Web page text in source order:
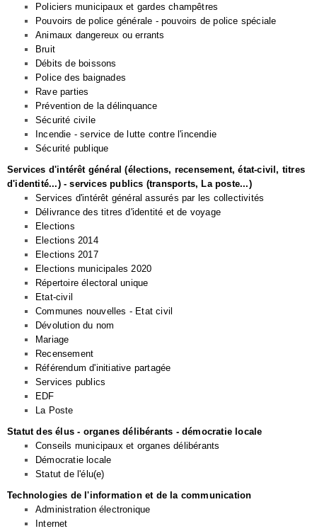
Policiers municipaux et gardes champêtres
Pouvoirs de police générale - pouvoirs de police spéciale
Animaux dangereux ou errants
Bruit
Débits de boissons
Police des baignades
Rave parties
Prévention de la délinquance
Sécurité civile
Incendie - service de lutte contre l'incendie
Sécurité publique
Services d'intérêt général (élections, recensement, état-civil, titres
d'identité...) - services publics (transports, La poste...)
Services d'intérêt général assurés par les collectivités
Délivrance des titres d'identité et de voyage
Elections
Elections 2014
Elections 2017
Elections municipales 2020
Répertoire électoral unique
Etat-civil
Communes nouvelles - Etat civil
Dévolution du nom
Mariage
Recensement
Référendum d'initiative partagée
Services publics
EDF
La Poste
Statut des élus - organes délibérants - démocratie locale
Conseils municipaux et organes délibérants
Démocratie locale
Statut de l'élu(e)
Technologies de l'information et de la communication
Administration électronique
Internet